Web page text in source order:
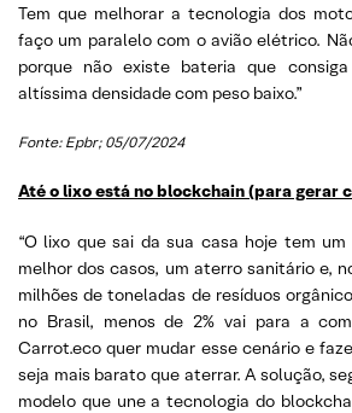
Tem que melhorar a tecnologia dos
faço um paralelo com o avião elétrico.
porque não existe bateria que
altíssima densidade com peso baixo.”
Fonte: Epbr; 05/07/2024
Até o lixo está no blockchain (para gerar
“O lixo que sai da sua casa hoje tem
melhor dos casos, um aterro sanitário e,
milhões de toneladas de resíduos
no Brasil, menos de 2% vai para a
Carrot.eco quer mudar esse cenário e
seja mais barato que aterrar. A solução,
modelo que une a tecnologia do